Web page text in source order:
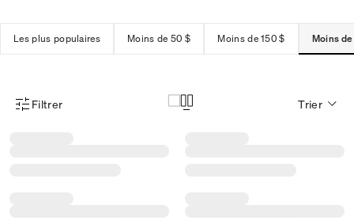
Les plus populaires Moins de 50 $ Moins de 150 $ Moins
Menu des filtres d'articles
Filtrer Trier